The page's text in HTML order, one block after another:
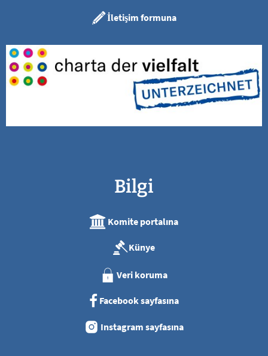
İletişim formuna
Bilgi
Komite portalına
Künye
Veri koruma
Facebook sayfasına
Instagram sayfasına